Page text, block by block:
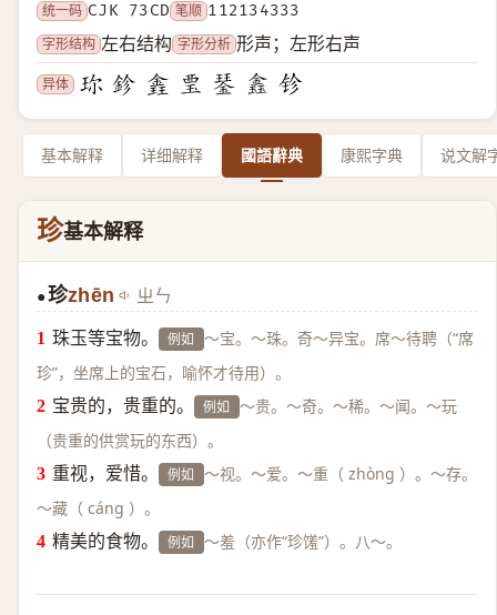
统一码 CJK 73CD 笔顺 112134333
字形结构 左右结构 字形分析 形声；左形右声
异体
基本解释 详细解释 國語辭典 康熙字典 说文解
珍基本解释
●珍zhēn ㄓㄣ
珠玉等宝物。 例如 ～宝。～珠。奇～异宝。席～待聘（“席
珍”，坐席上的宝石，喻怀才待用）。
宝贵的，贵重的。 例如 ～贵。～奇。～稀。～闻。～玩
（贵重的供赏玩的东西）。
重视，爱惜。 例如 ～视。～爱。～重（ zhòng ）。～存。
～藏（ cáng ）。
精美的食物。 例如 ～羞（亦作“珍馐”）。八～。